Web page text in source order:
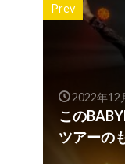
Prev
2022年12
この
ツアーの